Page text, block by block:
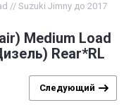
// Suzuki Jimny до 2017
Medium Load
Rear*RL
Следующий